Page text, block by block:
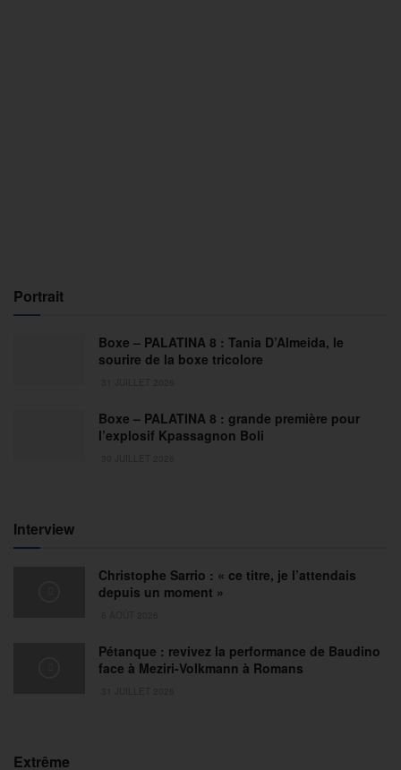
Portrait
Boxe – PALATINA 8 : Tania D’Almeida, le
sourire de la boxe tricolore
Boxe – PALATINA 8 : grande première pour
l’explosif Kpassagnon Boli
Interview
Christophe Sarrio : « ce titre, je l’attendais
depuis un moment »
Pétanque : revivez la performance de Baudino
face à Meziri-Volkmann à Romans
Extrême